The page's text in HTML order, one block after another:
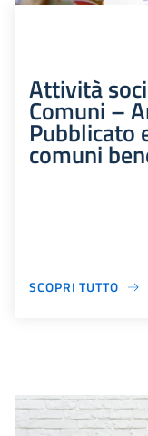
Attività
Comuni –
Pubblicato
comuni
SCOPRI TUTTO